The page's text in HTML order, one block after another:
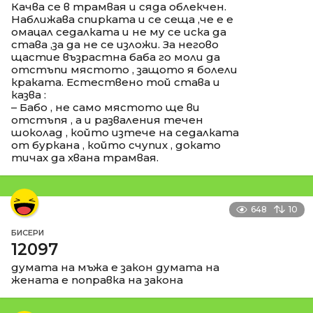
Качва се в трамвая и сяда облекчен.
Наближава спирката и се сеща ,че е е
омацал седалката и не му се иска да
става ,за да не се изложи. За негово
щастие възрастна баба го моли да
отстъпи мястото , защото я болели
краката. Естествено той става и
казва :
– Бабо , не само мястото ще ви
отстъпя , а и разваления течен
шоколад , който изтече на седалката
от буркана , който счупих , докато
тичах да хвана трамвая.
648 10
БИСЕРИ
12097
думата на мъжа е закон думата на
жената е поправка на закона